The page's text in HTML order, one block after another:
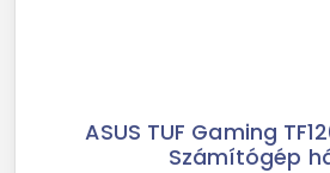
ASUS TUF Gaming
Számítógép